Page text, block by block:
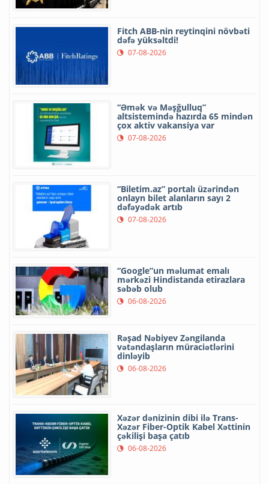
Fitch ABB-nin reytinqini növbəti
dəfə yüksəltdi!
07-08-2026
“Əmək və Məşğulluq”
altsistemində hazırda 65 mindən
çox aktiv vakansiya var
07-08-2026
“Biletim.az” portalı üzərindən
onlayn bilet alanların sayı 2
dəfəyədək artıb
07-08-2026
“Google”un məlumat emalı
mərkəzi Hindistanda etirazlara
səbəb olub
06-08-2026
Rəşad Nəbiyev Zəngilanda
vətəndaşların müraciətlərini
dinləyib
06-08-2026
Xəzər dənizinin dibi ilə Trans-
Xəzər Fiber-Optik Kabel Xəttinin
çəkilişi başa çatıb
06-08-2026